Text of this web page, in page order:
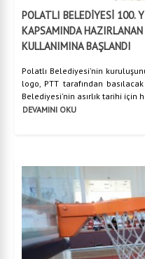
POLATLI BELEDİYESİ 100.
KAPSAMINDA
KULLANIMINA BAŞLANDI
Polatlı Belediyesi'nin
logo, PTT tarafından
Belediyesi'nin asırlık tarihi için
DEVAMINI OKU